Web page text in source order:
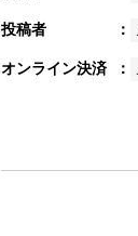
投稿者 ：
オンライン決済 ：